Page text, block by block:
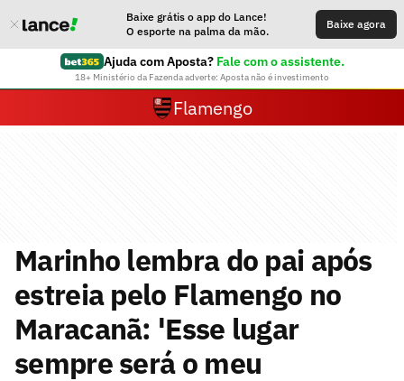
Baixe grátis o app do Lance!
O esporte na palma da mão.
Baixe agora
Ajuda com Aposta? Fale com o assistente.
18+ Ministério da Fazenda adverte: Aposta não é investimento
Flamengo
Marinho lembra do pai após
estreia pelo Flamengo no
Maracanã: 'Esse lugar
sempre será o meu